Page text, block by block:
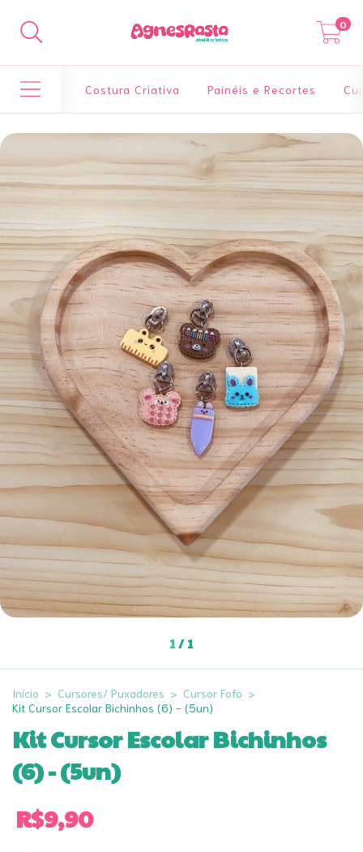
0
Costura Criativa Painéis e Recortes
1/1
Início > Cursores/ Puxadores > Cursor Fofo >
Kit Cursor Escolar Bichinhos (6) - (5un)
Kit Cursor Escolar Bichinhos
(6) - (5un)
R$9,90